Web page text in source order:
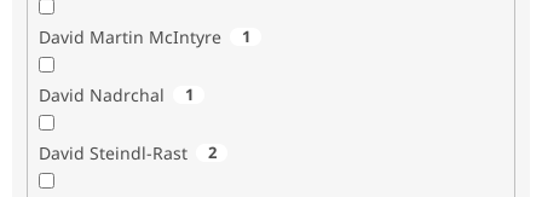
David Martin McIntyre 1
David Nadrchal 1
David Steindl-Rast 2